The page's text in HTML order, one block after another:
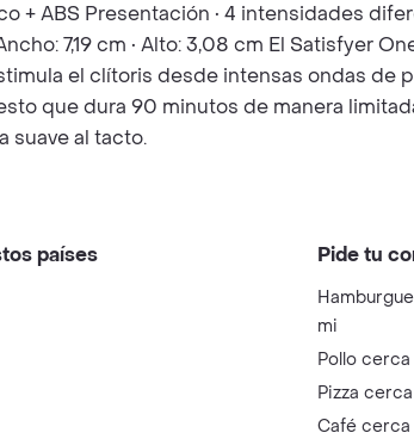
ABS Presentación • 4 intensidades
7,19 cm • Alto: 3,08 cm El Satisfyer
el clítoris desde intensas ondas de
que dura 90 minutos de manera
suave al tacto.
países Pide tu
mi
Pollo
Pizza
Café cerca